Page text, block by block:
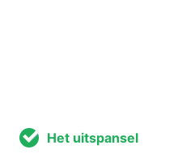
Het uitspansel